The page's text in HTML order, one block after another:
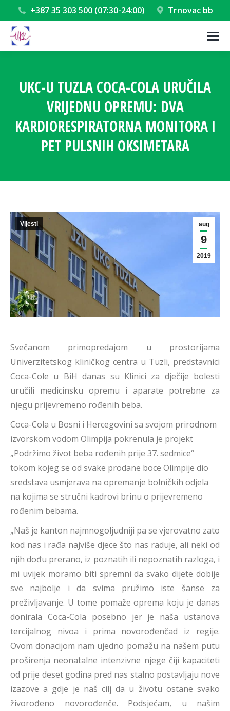
+387 35 303 500 (07:30-24:00) Trnovac bb
UKC-U TUZLA COCA-COLA URUČILA
VRIJEDNU OPREMU: DVA
KARDIORESPIRATORNA MONITORA I
PET PULSNIH OKSIMETARA
aug
9
2019
Vijesti
Svečanom primopredajom u prostorijama
Univerzitetskog kliničkog centra u Tuzli, predstavnici
Coca-Cole u BiH danas su Klinici za dječije bolesti
uručili medicinsku opremu i aparate potrebne za
njegu prijevremeno rođenih beba.
Coca-Cola u Bosni i Hercegovini sa svojom prirodnom
izvorskom vodom Olimpija pokrenula je projekt
„Podržimo život beba rođenih prije 37. sedmice“
tokom kojeg se od svake prodane boce Olimpije dio
sredstava usmjerava na opremanje bolničkih odjela
na kojima se stručni kadrovi brinu o prijevremeno
rođenim bebama.
„Naš je kanton najmnogoljudniji pa se vjerovatno zato
kod nas i rađa najviše djece što nas raduje, ali neki od
njih dođu prerano, iz poznatih ili nepoznatih razloga, i
mi uvijek moramo biti spremni da svako dijete dobije
sve najbolje i da svima pružimo iste šanse za
preživljavanje. U tome pomaže oprema koju je danas
donirala Coca-Cola posebno jer je naša ustanova
tercijalnog nivoa i prima novorođenčad iz regije.
Ovom donacijom nam ujedno pomažu na našem putu
proširenja neonatalne intenzivne njege čiji kapaciteti
od prije deset godina pred nas stalno postavljaju nove
izazove a gdje je naš cilj da u životu ostane svako
živorođeno novorođenče. Podsjećam, u našim